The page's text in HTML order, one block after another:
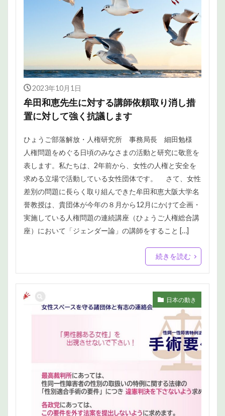
2023年10月1日
牟田和恵先生に対する講師依頼取り消し措
置に対して強く抗議します
ひょうご部落解放・人権研究所 事務局長 細田勉様
人権問題をめぐる日頃のみなさまの活動と研究に敬意を
表します。私たちは、2年前から、女性の人権と安全を
求める立場で活動している女性団体です。 さて、女性
差別の問題に長らく取り組んできた牟田和恵大阪大学名
誉教授は、貴団体が今年の８月から12月にかけて企画・
実施している人権問題の連続講座（ひょうご人権総合講
座）において「ジェンダー論」の講師をすること […]
続きを読む
日本の動き